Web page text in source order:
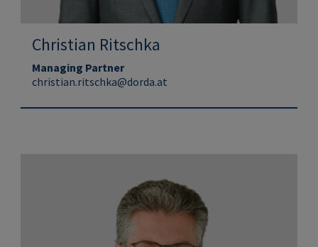
Christian Ritschka
Managing Partner
christian.ritschka@dorda.at